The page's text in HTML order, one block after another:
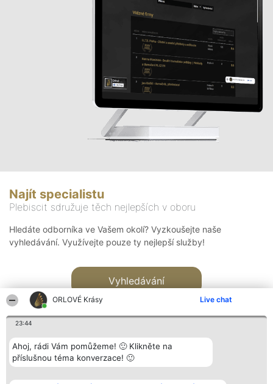
ORLOVÉ Krásy Live chat
23:44
Ahoj, rádi Vám pomůžeme! 🙂 Klikněte na
příslušnou téma konverzace! 🙂
Najít specialistu
Plebiscit sdružuje těch nejlepších v oboru
Hledáte odborníka ve Vašem okolí? Vyzkoušejte naše
vyhledávání. Využívejte pouze ty nejlepší služby!
Vyhledávání
Bright Side Solutions sp. z o. Vítězové Kontakt